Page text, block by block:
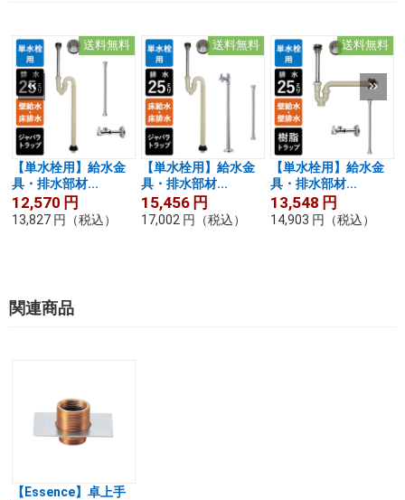
送料無料
【単水栓用】給水金
具・排水部材...
12,570 円
13,827 円 （税込）
送料無料
【単水栓用】給水金
具・排水部材...
15,456 円
17,002 円 （税込）
送料無料
【単水栓用】給水金
具・排水部材...
13,548 円
14,903 円 （税込）
関連商品
【Essence】卓上手